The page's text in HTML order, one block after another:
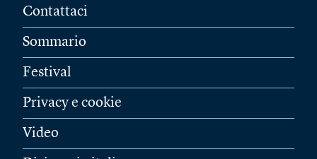
Contattaci
Sommario
Festival
Privacy e cookie
Video